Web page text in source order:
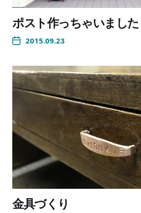
ポスト作っちゃいました
2015.09.23
金具づくり